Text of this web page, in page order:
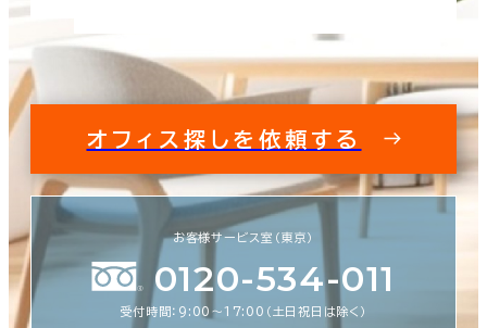
オフィス探しを依頼する
お客様サービス室（東京）
0120-534-011
受付時間：9:00〜17:00（土日祝日は除く）